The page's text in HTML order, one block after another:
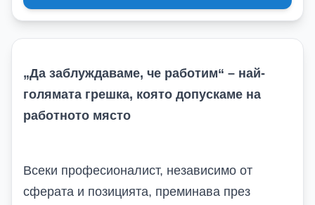
„Да заблуждаваме, че работим“ – най-
голямата грешка, която допускаме на
работното място
Всеки професионалист, независимо от
сферата и позицията, преминава през